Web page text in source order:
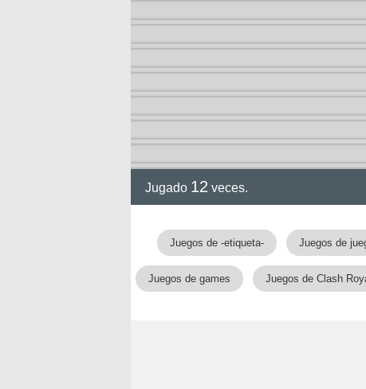
Jugado 12 veces.
Juegos de -etiqueta- Juegos de
Juegos de games Juegos de Clash